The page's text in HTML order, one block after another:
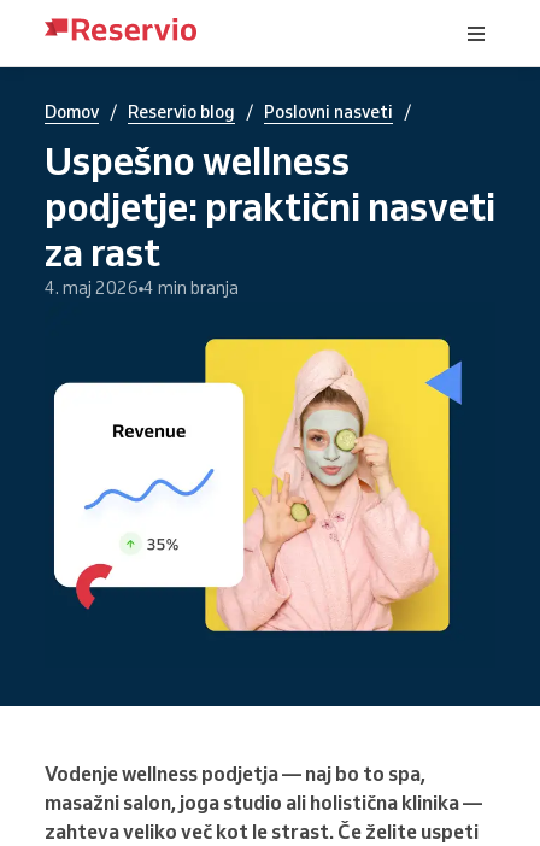
Domov / Reservio blog / Poslovni nasveti /
Uspešno wellness
podjetje: praktični nasveti
za rast
4. maj 2026 4 min branja
Vodenje wellness podjetja — naj bo to spa,
masažni salon, joga studio ali holistična klinika —
zahteva veliko več kot le strast. Če želite uspeti